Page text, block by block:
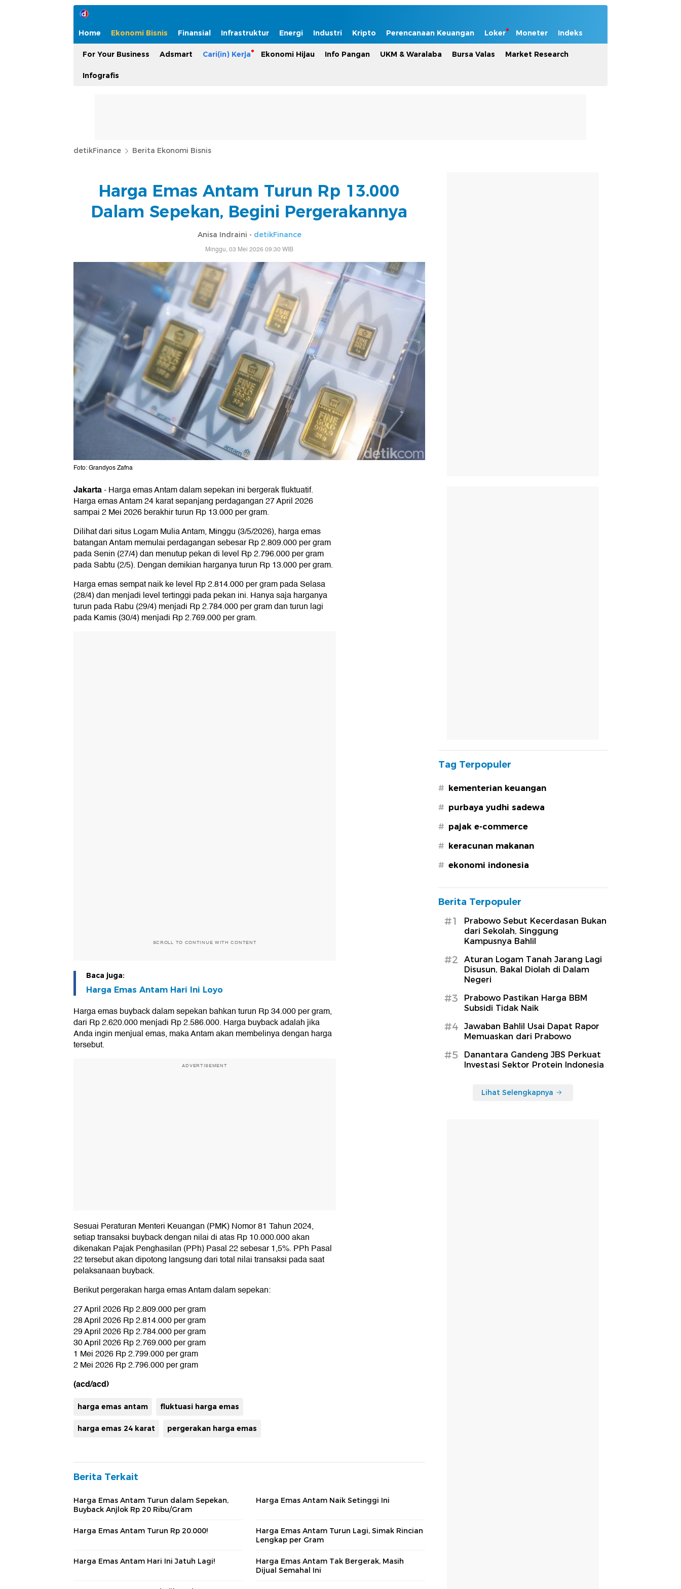
Home Ekonomi Bisnis Finansial Infrastruktur Energi Industri Kripto Perencanaan Keuangan Loker Moneter Indeks
For Your Business Adsmart Cari(in) Kerja Ekonomi Hijau Info Pangan UKM & Waralaba Bursa Valas Market Research
Infografis
detikFinance Berita Ekonomi Bisnis
Harga Emas Antam Turun Rp 13.000
Dalam Sepekan, Begini Pergerakannya
Anisa Indraini - detikFinance
Minggu, 03 Mei 2026 09:30 WIB
Foto: Grandyos Zafna
Jakarta-Harga emas Antam dalam sepekan ini bergerak fluktuatif.
Harga emas Antam 24 karat sepanjang perdagangan 27 April 2026
sampai 2 Mei 2026 berakhir turun Rp 13.000 per gram.
Dilihat dari situs Logam Mulia Antam, Minggu (3/5/2026), harga emas
batangan Antam memulai perdagangan sebesar Rp 2.809.000 per gram
pada Senin (27/4) dan menutup pekan di level Rp 2.796.000 per gram
pada Sabtu (2/5). Dengan demikian harganya turun Rp 13.000 per gram.
Harga emas sempat naik ke level Rp 2.814.000 per gram pada Selasa
(28/4) dan menjadi level tertinggi pada pekan ini. Hanya saja harganya
turun pada Rabu (29/4) menjadi Rp 2.784.000 per gram dan turun lagi
pada Kamis (30/4) menjadi Rp 2.769.000 per gram.
SCROLL TO CONTINUE WITH CONTENT
Baca juga:
Harga Emas Antam Hari Ini Loyo
Harga emas buyback dalam sepekan bahkan turun Rp 34.000 per gram,
dari Rp 2.620.000 menjadi Rp 2.586.000. Harga buyback adalah jika
Anda ingin menjual emas, maka Antam akan membelinya dengan harga
tersebut.
ADVERTISEMENT
Sesuai Peraturan Menteri Keuangan (PMK) Nomor 81 Tahun 2024,
setiap transaksi buyback dengan nilai di atas Rp 10.000.000 akan
dikenakan Pajak Penghasilan (PPh) Pasal 22 sebesar 1,5%. PPh Pasal
22 tersebut akan dipotong langsung dari total nilai transaksi pada saat
pelaksanaan buyback.
Berikut pergerakan harga emas Antam dalam sepekan:
27 April 2026 Rp 2.809.000 per gram
28 April 2026 Rp 2.814.000 per gram
29 April 2026 Rp 2.784.000 per gram
30 April 2026 Rp 2.769.000 per gram
1 Mei 2026 Rp 2.799.000 per gram
2 Mei 2026 Rp 2.796.000 per gram
(acd/acd)
harga emas antam fluktuasi harga emas
harga emas 24 karat pergerakan harga emas
Berita Terkait
Harga Emas Antam Turun dalam Sepekan,
Buyback Anjlok Rp 20 Ribu/Gram
Harga Emas Antam Naik Setinggi Ini
Harga Emas Antam Turun Rp 20.000!
Harga Emas Antam Turun Lagi, Simak Rincian
Lengkap per Gram
Harga Emas Antam Hari Ini Jatuh Lagi!
Harga Emas Antam Tak Bergerak, Masih
Dijual Semahal Ini
Tag Terpopuler
# kementerian keuangan
# purbaya yudhi sadewa
# pajak e-commerce
# keracunan makanan
# ekonomi indonesia
Berita Terpopuler
#1
Prabowo Sebut Kecerdasan Bukan
dari Sekolah, Singgung
Kampusnya Bahlil
#2
Aturan Logam Tanah Jarang Lagi
Disusun, Bakal Diolah di Dalam
Negeri
#3
Prabowo Pastikan Harga BBM
Subsidi Tidak Naik
#4
Jawaban Bahlil Usai Dapat Rapor
Memuaskan dari Prabowo
#5
Danantara Gandeng JBS Perkuat
Investasi Sektor Protein Indonesia
Lihat Selengkapnya